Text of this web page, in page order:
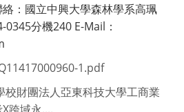
：國立中興大學森林學系高珮
分機240 E-Mail：
1.pdf
校財團法人亞東科技大學工商業